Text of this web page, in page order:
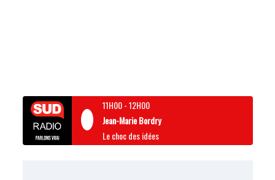
11H00-12H00
Jean-Marie Bordry
Le choc des idées